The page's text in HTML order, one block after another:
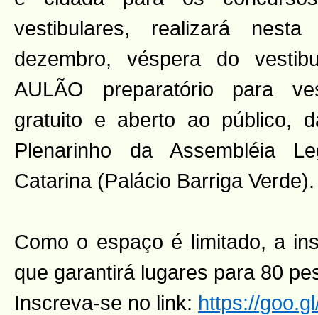
vestibulares, realizará
dezembro, véspera do
AULÃO preparatório para
gratuito e aberto ao público,
Plenarinho da Assembléia
Catarina (Palácio Barriga Verde).
Como o espaço é limitado, a
que garantirá lugares para 80
Inscreva-se no link: https://